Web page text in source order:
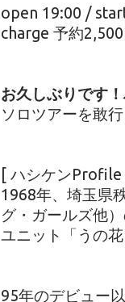
open 19:00 /
charge 予約
お久しぶりです
ソロツアーを敢
[ ハシケン
1968年、埼玉県
グ・ガールズ他
ユニット「うの
95年のデビュー